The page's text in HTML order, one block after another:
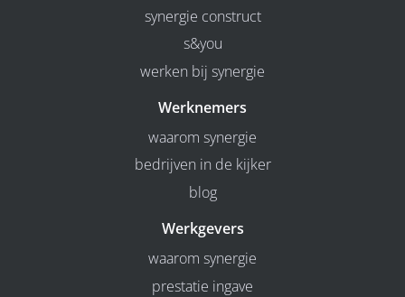
synergie construct
s&you
werken bij synergie
Werknemers
waarom synergie
bedrijven in de kijker
blog
Werkgevers
waarom synergie
prestatie ingave